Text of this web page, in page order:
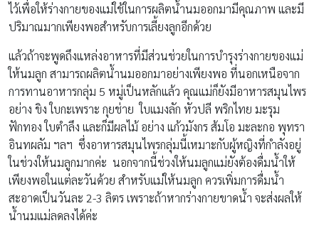
ไว้เพื่อให้ร่างกายของแม่ใช้ในการผลิตน้ำนมออกมามีคุณภาพ และมี
ปริมาณมากเพียงพอสำหรับการเลี้ยงลูกอีกด้วย
แล้วถ้าจะพูดถึงแหล่งอาหารที่มีส่วนช่วยในการบำรุงร่างกายของแม่
ให้นมลูก สามารถผลิตน้ำนมออกมาอย่างเพียงพอ ที่นอกเหนือจาก
การทานอาหารกลุ่ม 5 หมู่เป็นหลักแล้ว คุณแม่ก็ยังมีอาหารสมุนไพร
อย่าง ขิง ใบกะเพราะ กุยช่าย ใบแมงลัก หัวปลี พริกไทย มะรุม
ฟักทอง ใบตำลึง และก็มีผลไม้ อย่าง แก้วมังกร ส้มโอ มะละกอ พุทรา
อินทผลัม ฯลฯ ซึ่งอาหารสมุนไพรกลุ่มนี้เหมาะกับผู้หญิงที่กำลังอยู่
ในช่วงให้นมลูกมากค่ะ นอกจากนี้ช่วงให้นมลูกแม่ยังต้องดื่มน้ำให้
เพียงพอในแต่ละวันด้วย สำหรับแม่ให้นมลูก ควรเพิ่มการดื่มน้ำ
สะอาดเป็นวันละ 2-3 ลิตร เพราะถ้าหากร่างกายขาดน้ำ จะส่งผลให้
น้ำนมแม่ลดลงได้ค่ะ